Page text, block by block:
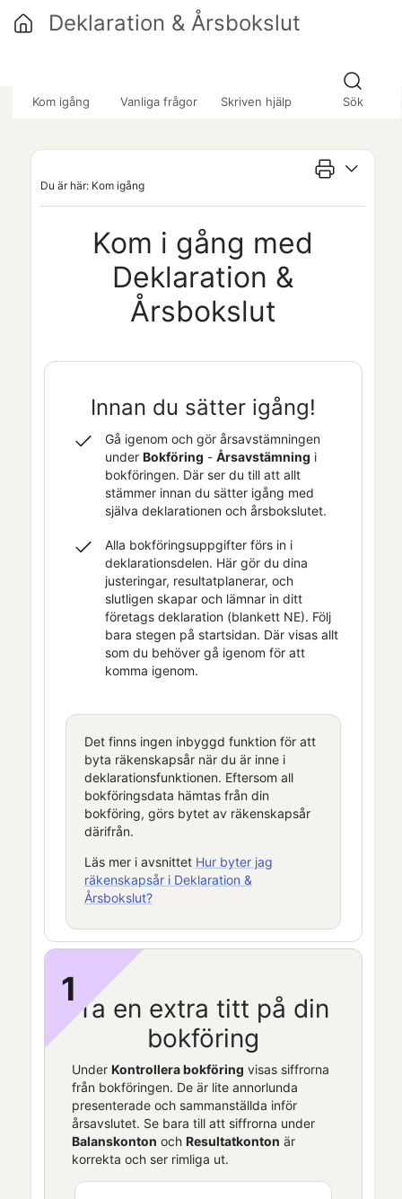
Hoppa över till huvudinnehåll
Kom igång Vanliga frågor Skriven hjälp Sök
Deklaration & Årsbokslut
Du är här: Kom igång
Kom i gång med
Deklaration &
Årsbokslut
Innan du sätter igång!
Gå igenom och gör årsavstämningen
under Bokföring - Årsavstämning i
bokföringen. Där ser du till att allt
stämmer innan du sätter igång med
själva deklarationen och årsbokslutet.
Alla bokföringsuppgifter förs in i
deklarationsdelen. Här gör du dina
justeringar, resultatplanerar, och
slutligen skapar och lämnar in ditt
företags deklaration (blankett NE). Följ
bara stegen på startsidan. Där visas allt
som du behöver gå igenom för att
komma igenom.
Det finns ingen inbyggd funktion för att
byta räkenskapsår när du är inne i
deklarationsfunktionen. Eftersom all
bokföringsdata hämtas från din
bokföring, görs bytet av räkenskapsår
därifrån.
Läs mer i avsnittet Hur byter jag
räkenskapsår i Deklaration &
Årsbokslut?
1Ta en extra titt på din
bokföring
Under Kontrollera bokföring visas siffrorna
från bokföringen. De är lite annorlunda
presenterade och sammanställda inför
årsavslutet. Se bara till att siffrorna under
Balanskonton och Resultatkonton är
korrekta och ser rimliga ut.